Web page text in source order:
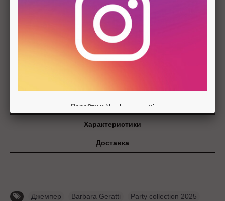
-
ДОБАВИТЬ В КОРЗИНУ
Описание
Характеристики
Доставка
Джемпер Barbara Geratti Party collection 2025
Перейти к #barbarageratti